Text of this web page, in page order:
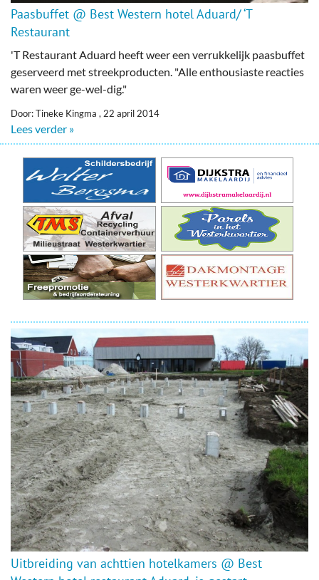
Paasbuffet @ Best Western hotel Aduard/ ‘T
Restaurant
'T Restaurant Aduard heeft weer een verrukkelijk paasbuffet
geserveerd met streekproducten. "Alle enthousiaste reacties
waren weer ge-wel-dig."
Door: Tineke Kingma , 22 april 2014
Lees verder »
Uitbreiding van achttien hotelkamers @ Best